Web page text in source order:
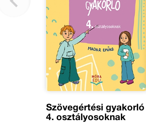
Szövegértési gyakorló
4. osztályosoknak